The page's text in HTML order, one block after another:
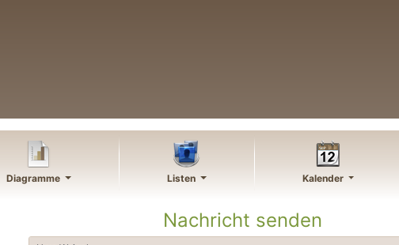
Diagramme Listen Kalender
Nachricht senden